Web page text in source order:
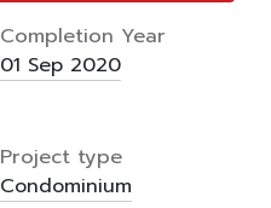
Completion Year
01 Sep 2020
Project type
Condominium